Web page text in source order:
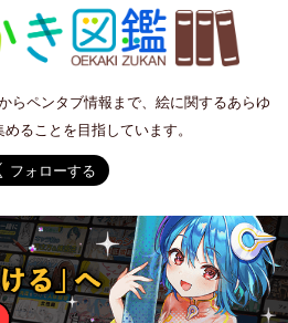
らペンタブ情報まで、絵に関するあらゆ
ることを目指しています。